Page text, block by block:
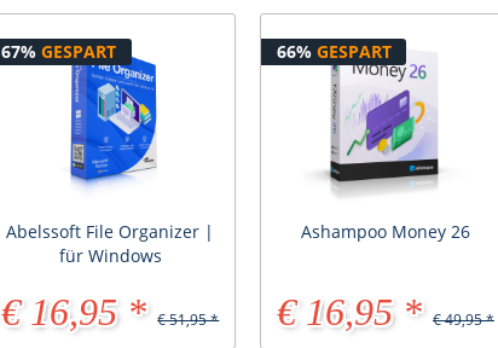
67%GESPART
Abelssoft File Organizer |
für Windows
€ 16,95 * € 51,95 *
66% GESPART
Ashampoo Money 26
€ 16,95 * € 49,95 *